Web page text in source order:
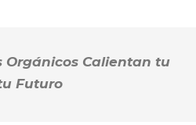
Orgánicos Calientan tu
Futuro